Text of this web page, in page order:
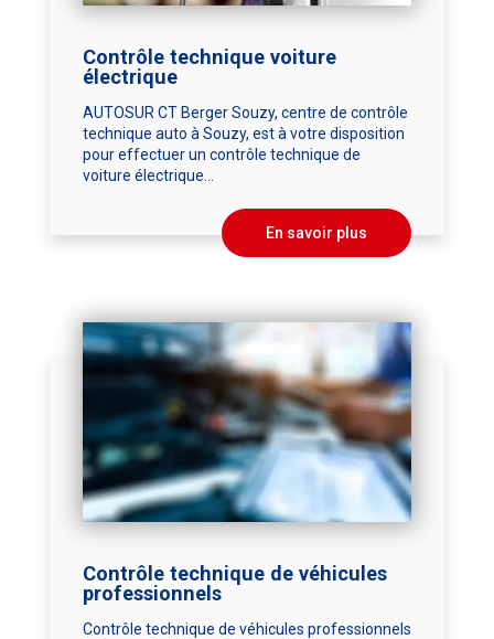
Contrôle technique voiture
électrique
AUTOSUR CT Berger Souzy, centre de contrôle
technique auto à Souzy, est à votre disposition
pour effectuer un contrôle technique de
voiture électrique...
En savoir plus
Contrôle technique de véhicules
professionnels
Contrôle technique de véhicules professionnels